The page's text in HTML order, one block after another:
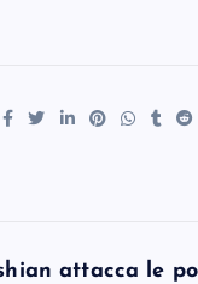
attacca le